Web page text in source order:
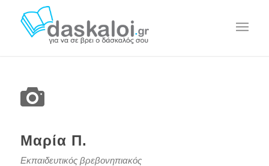
Μαρία Π.
Εκπαιδευτικός βρεβονηπιακός